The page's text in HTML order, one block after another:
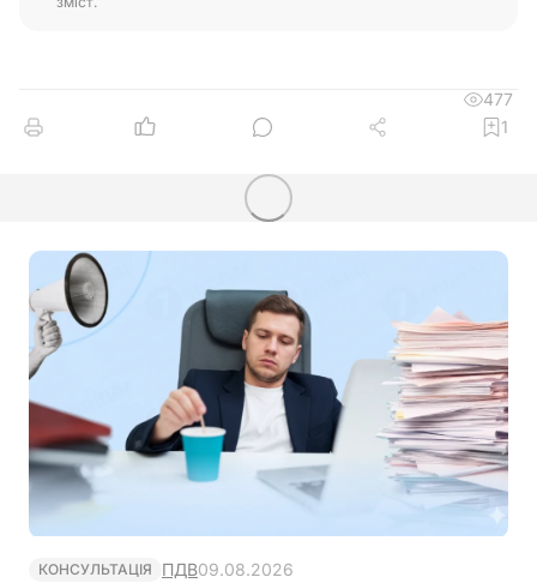
477
1
КОНСУЛЬТАЦІЯ ПДВ09.08.2026